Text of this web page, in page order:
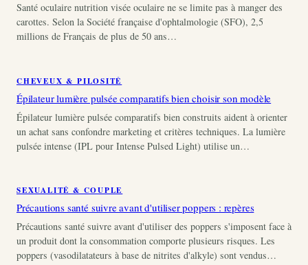
Santé oculaire nutrition visée oculaire ne se limite pas à manger des
carottes. Selon la Société française d'ophtalmologie (SFO), 2,5
millions de Français de plus de 50 ans…
CHEVEUX & PILOSITÉ
Épilateur lumière pulsée comparatifs bien choisir son modèle
Épilateur lumière pulsée comparatifs bien construits aident à orienter
un achat sans confondre marketing et critères techniques. La lumière
pulsée intense (IPL pour Intense Pulsed Light) utilise un…
SEXUALITÉ & COUPLE
Précautions santé suivre avant d'utiliser poppers : repères
Précautions santé suivre avant d'utiliser des poppers s'imposent face à
un produit dont la consommation comporte plusieurs risques. Les
poppers (vasodilatateurs à base de nitrites d'alkyle) sont vendus…